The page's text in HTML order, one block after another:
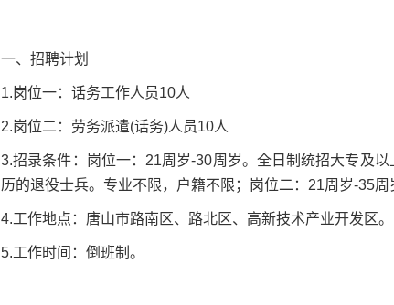
一、招聘计划
1.岗位一：话务工作人员10人
2.岗位二：劳务派遣(话务)人员10人
3.招录条件：岗位一：21周岁-30周岁。全日制统招大专及
历的退役士兵。专业不限，户籍不限；岗位二：21周岁-35
4.工作地点：唐山市路南区、路北区、高新技术产业开发区。
5.工作时间：倒班制。